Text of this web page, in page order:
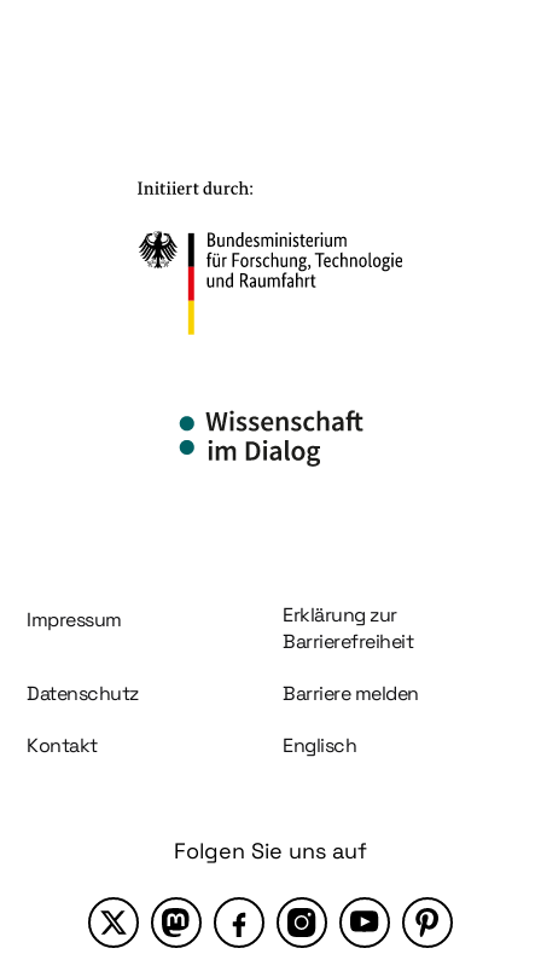
Information und Service
Impressum
Erklärung zur
Barrierefreiheit
Datenschutz Barriere melden
Kontakt Englisch
Folgen Sie uns auf